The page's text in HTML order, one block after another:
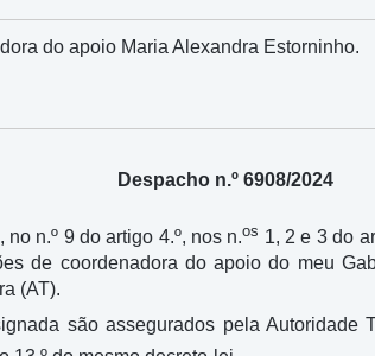
do apoio Maria Alexandra Estorninho.
Despacho n.º 6908/2024
n.º 9 do artigo 4.º, nos n.os 1, 2 e 3 do
de coordenadora do apoio do meu
(AT).
são assegurados pela Autoridade